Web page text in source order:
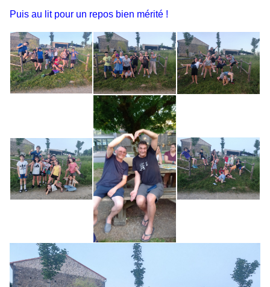
Puis au lit pour un repos bien mérité !